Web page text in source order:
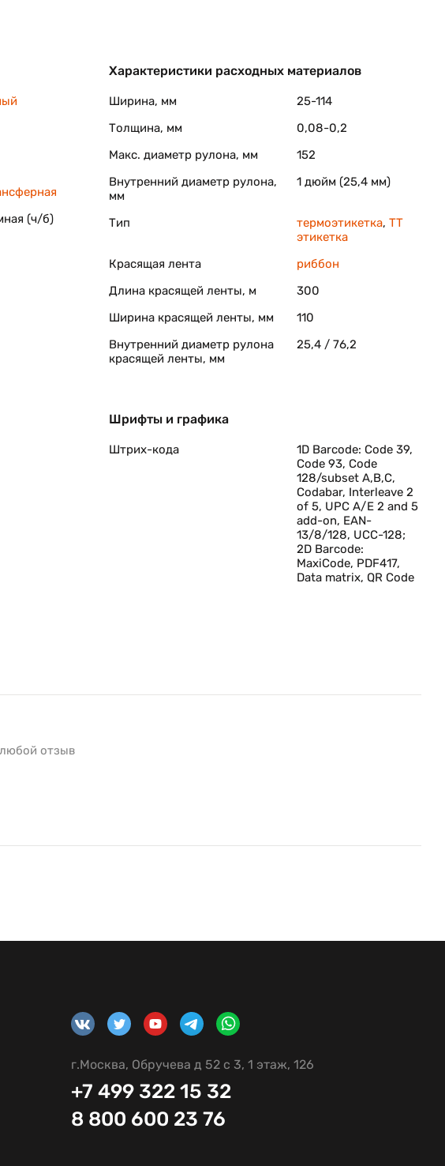
(ч/б)
Характеристики расходных материалов
Ширина, мм
25-114
Толщина, мм
0,08-0,2
Макс. диаметр рулона, мм
152
Внутренний диаметр рулона,
мм
1 дюйм (25,4 мм)
Тип термоэтикетка, ТТ
этикетка
Красящая лента
риббон
Длина красящей ленты, м
300
Ширина красящей ленты, мм
110
Внутренний диаметр рулона
красящей ленты, мм
25,4 / 76,2
Шрифты и графика
Штрих-кода
1D Barcode: Code 39,
Code 93, Code
128/subset A,B,C,
Codabar, Interleave 2
of 5, UPC A/E 2 and 5
add-on, EAN-
13/8/128, UCC-128;
2D Barcode:
MaxiCode, PDF417,
Data matrix, QR Code
отзыв
г.Москва, Обручева д 52 с 3, 1 этаж, 126
+7 499 322 15 32
8 800 600 23 76